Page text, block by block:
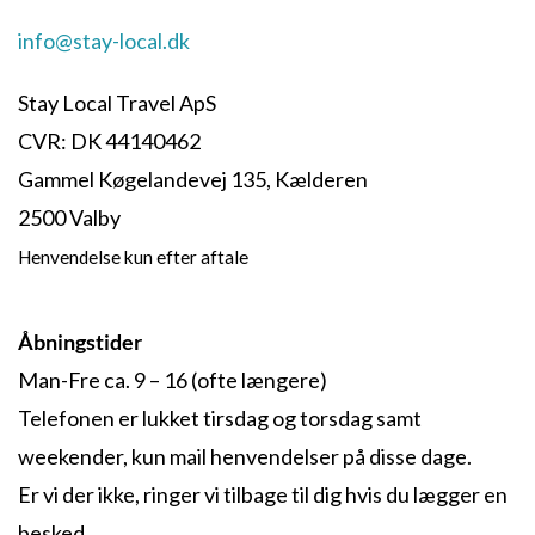
info@stay-local.dk
Stay Local Travel ApS
CVR: DK 44140462
Gammel Køgelandevej 135, Kælderen
2500 Valby
Henvendelse kun efter aftale
Åbningstider
Man-Fre ca. 9 – 16 (ofte længere)
Telefonen er lukket tirsdag og torsdag samt
weekender, kun mail henvendelser på disse dage.
Er vi der ikke, ringer vi tilbage til dig hvis du lægger en